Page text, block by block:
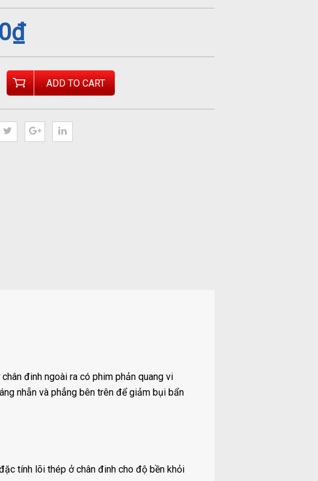
₫
ADD TO CART
đinh ngoài ra có phim phản quang vi
nhẵn và phẳng bên trên để giảm bụi bẩn
tính lõi thép ở chân đinh cho độ bền khỏi